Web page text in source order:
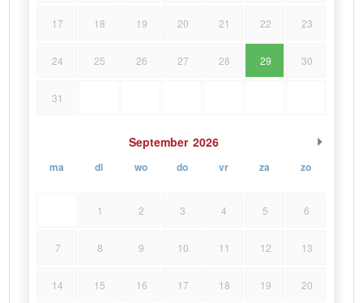
17 18 19 20 21 22 23
24 25 26 27 28 29 30
31
September 2026
ma di wo do vr za zo
1 2 3 4 5 6
7 8 9 10 11 12 13
14 15 16 17 18 19 20